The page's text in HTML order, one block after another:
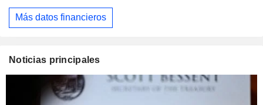
Más datos financieros
Noticias principales